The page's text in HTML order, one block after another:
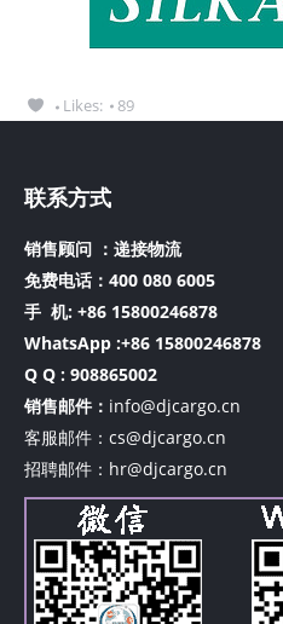
Likes: 89
联系方式
销售顾问 ：递接物流
免费电话：400 080 6005
手 机: +86 15800246878
WhatsApp :+86 15800246878
Q Q : 908865002
销售邮件： info@djcargo.cn
客服邮件：cs@djcargo.cn
招聘邮件：hr@djcargo.cn